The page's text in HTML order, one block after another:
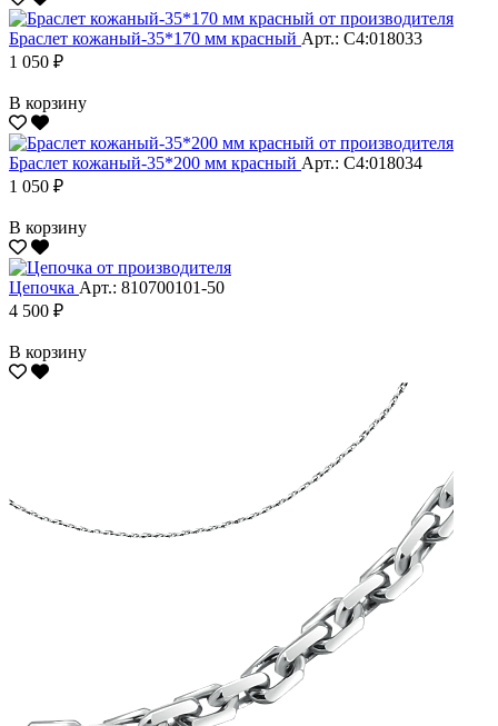
Браслет кожаный-35*170 мм красный Арт.: С4:018033
1 050 ₽
В корзину
Браслет кожаный-35*200 мм красный Арт.: С4:018034
1 050 ₽
В корзину
Цепочка Арт.: 810700101-50
4 500 ₽
В корзину